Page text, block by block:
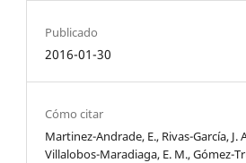
Publicado
2016-01-30
Cómo citar
Martinez-Andrade, E., Rivas-García, J.
Villalobos-Maradiaga, E. M., Gómez-